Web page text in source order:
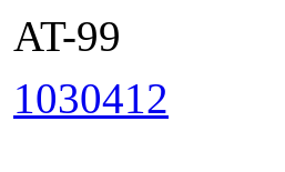
99
1030412